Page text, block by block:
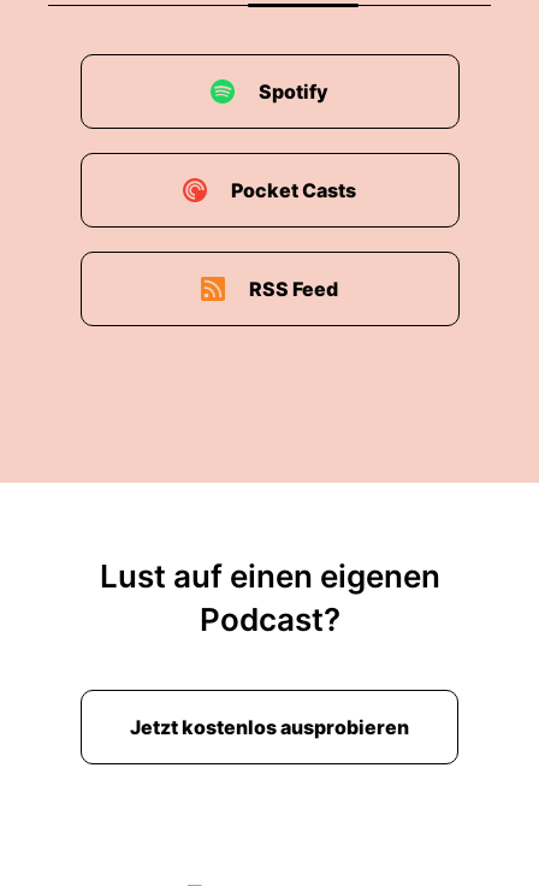
Spotify
Pocket Casts
RSS Feed
Lust auf einen eigenen
Podcast?
Jetzt kostenlos ausprobieren